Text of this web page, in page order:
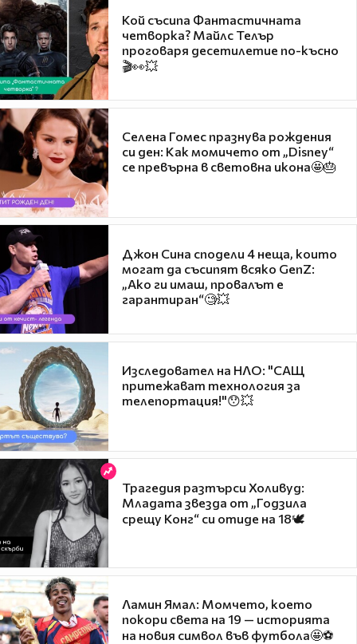
Кой съсипа Фантастичната
четворка? Майлс Телър
проговаря десетилетие по-късно
🎬👀💥
Селена Гомес празнува рождения
си ден: Как момичето от „Disney“
се превърна в световна икона🤩🎂
Джон Сина сподели 4 неща, които
могат да съсипят всяко GenZ:
„Ако ги имаш, провалът е
гарантиран“🧐💥
Изследовател на НЛО: "САЩ
притежават технология за
телепортация!"😯💥
Трагедия разтърси Холивуд:
Младата звезда от „Годзила
срещу Конг“ си отиде на 18🕊️
Ламин Ямал: Момчето, което
покори света на 19 — историята
на новия символ във футбола🤩⚽